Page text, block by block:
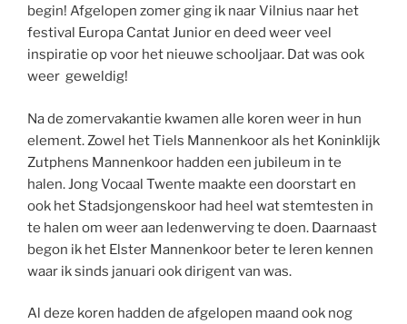
begin! Afgelopen zomer ging ik naar Vilnius naar het
festival Europa Cantat Junior en deed weer veel
inspiratie op voor het nieuwe schooljaar. Dat was ook
weer geweldig!
Na de zomervakantie kwamen alle koren weer in hun
element. Zowel het Tiels Mannenkoor als het Koninklijk
Zutphens Mannenkoor hadden een jubileum in te
halen. Jong Vocaal Twente maakte een doorstart en
ook het Stadsjongenskoor had heel wat stemtesten in
te halen om weer aan ledenwerving te doen. Daarnaast
begon ik het Elster Mannenkoor beter te leren kennen
waar ik sinds januari ook dirigent van was.
Al deze koren hadden de afgelopen maand ook nog